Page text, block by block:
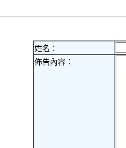
姓名：
佈告內容：